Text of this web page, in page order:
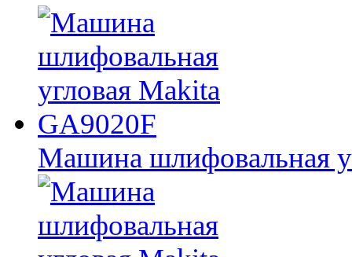
Машина шлифовальная